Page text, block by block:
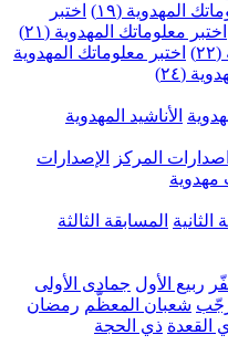
اختبر
(٢١)
المهدوية
الإصدارات
الثالثة
الأولى
رمضان